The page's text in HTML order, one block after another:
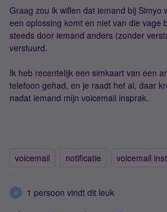
Graag zou ik willen dat iemand bij Simyo
een oplossing komt en niet van die vage
steeds door iemand anders (zonder
verstuurd.
Ik heb recentelijk een simkaart van een
telefoon gehad, en je raadt het al, daar
nadat iemand mijn voicemail insprak.
voicemail notificatie voicemail
R 1 persoon vindt dit leuk